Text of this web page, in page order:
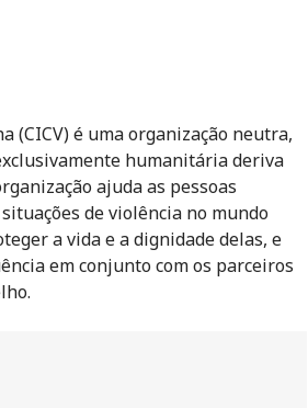
(CICV) é uma organização neutra,
humanitária deriva
ajuda as pessoas
de violência no mundo
a vida e a dignidade delas, e
em conjunto com os parceiros